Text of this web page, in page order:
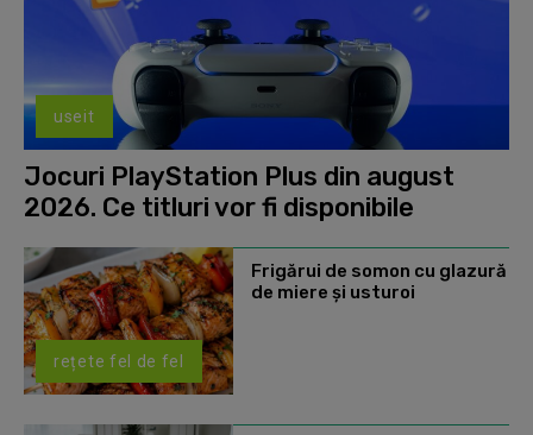
useit
Jocuri PlayStation Plus din august
2026. Ce titluri vor fi disponibile
rețete fel de fel
Frigărui de somon cu glazură
de miere și usturoi